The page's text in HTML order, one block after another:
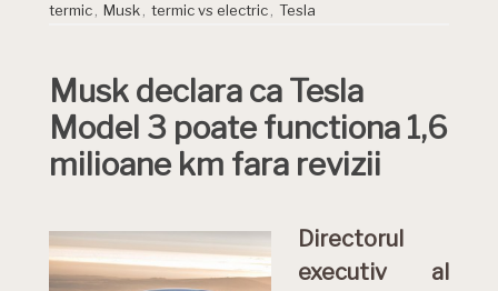
termic
Musk termic vs electric Tesla
Musk declara ca Tesla
Model 3 poate functiona 1,6
milioane km fara revizii
Directorul
executiv al